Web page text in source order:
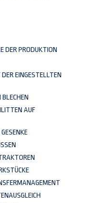
DER PRODUKTION
EINGESTELLTEN
AUF